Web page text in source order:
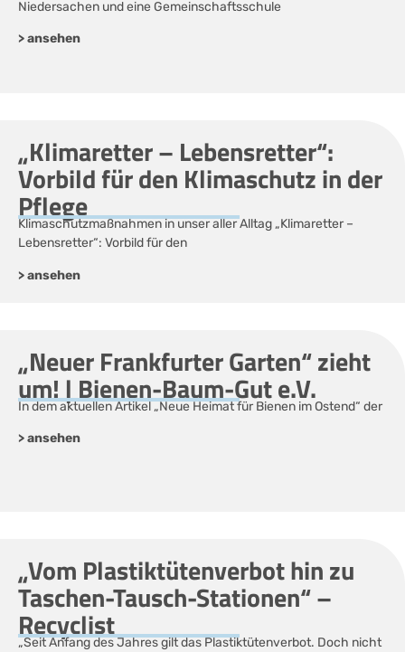
Niedersachen und eine Gemeinschaftsschule
> ansehen
„Klimaretter – Lebensretter“:
Vorbild für den Klimaschutz in der
Pflege
Klimaschutzmaßnahmen in unser aller Alltag „Klimaretter –
Lebensretter“: Vorbild für den
> ansehen
„Neuer Frankfurter Garten“ zieht
um! | Bienen-Baum-Gut e.V.
In dem aktuellen Artikel „Neue Heimat für Bienen im Ostend“ der
> ansehen
„Vom Plastiktütenverbot hin zu
Taschen-Tausch-Stationen“ –
Recyclist
„Seit Anfang des Jahres gilt das Plastiktütenverbot. Doch nicht